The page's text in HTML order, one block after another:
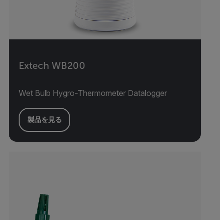
Extech WB200
Wet Bulb Hygro-Thermometer Datalogger
製品を見る